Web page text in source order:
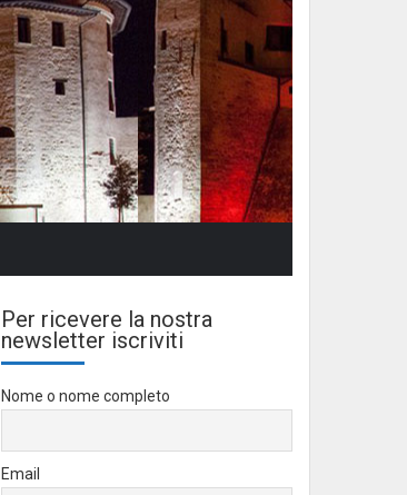
Per ricevere la nostra
newsletter iscriviti
Nome o nome completo
Email